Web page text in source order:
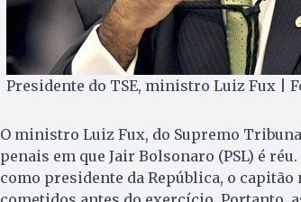
Presidente do TSE, ministro Luiz Fux |
O ministro Luiz Fux, do Supremo
penais em que Jair Bolsonaro (PSL) é
como presidente da República, o